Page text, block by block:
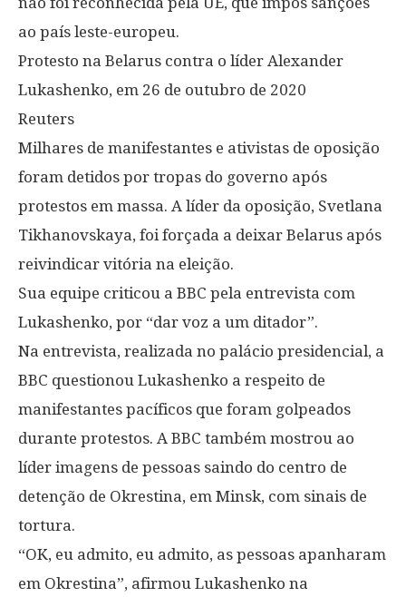
ao país leste-europeu.
Protesto na Belarus contra o líder Alexander
Lukashenko, em 26 de outubro de 2020
Reuters
Milhares de manifestantes e ativistas de oposição
foram detidos por tropas do governo após
protestos em massa. A líder da oposição, Svetlana
Tikhanovskaya, foi forçada a deixar Belarus após
reivindicar vitória na eleição.
Sua equipe criticou a BBC pela entrevista com
Lukashenko, por “dar voz a um ditador”.
Na entrevista, realizada no palácio presidencial, a
BBC questionou Lukashenko a respeito de
manifestantes pacíficos que foram golpeados
durante protestos. A BBC também mostrou ao
líder imagens de pessoas saindo do centro de
detenção de Okrestina, em Minsk, com sinais de
tortura.
“OK, eu admito, eu admito, as pessoas apanharam
em Okrestina”, afirmou Lukashenko na